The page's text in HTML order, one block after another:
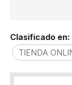
Clasificado en:
TIENDA